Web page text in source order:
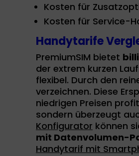
Kosten für
Kosten für Service-
Handytarife
PremiumSIM bietet
der extrem kurzen
flexibel. Durch den
verzeichnen. Diese
niedrigen Preisen
sondern überzeugt
Konfigurator können
mit Datenvolumen-
Handytarif mit